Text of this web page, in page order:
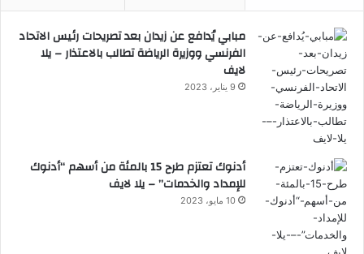
مبابي يُدافع عن زيدان بعد تصريحات رئيس الاتحاد
الفرنسي ووزيرة الرياضة تطالب بالاعتذار – يلا
لايف
9 يناير، 2023
أدنوك تعتزم طرح 15 بالمئة من أسهم “أدنوك
للإمداد والخدمات” – يلا لايف
10 مايو، 2023